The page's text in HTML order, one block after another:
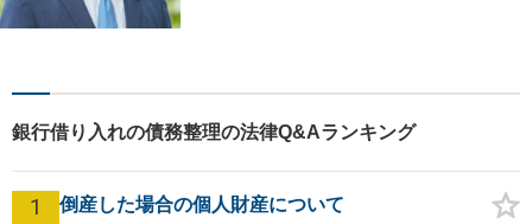
無料】
銀行借り入れの債務整理の法律Q&Aランキング
1 倒産した場合の個人財産について